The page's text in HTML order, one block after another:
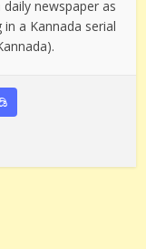
daily newspaper as
a Kannada serial